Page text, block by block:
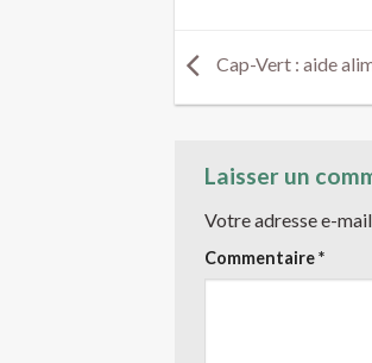
Cap-Vert : aide
Laisser un
Votre adresse e-
Commentaire*